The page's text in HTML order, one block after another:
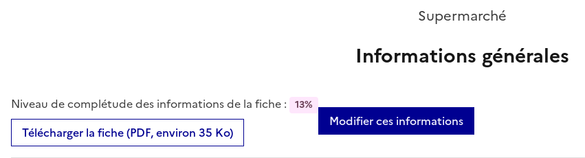
Supermarché
Informations générales
Niveau de complétude des informations de la fiche : 13%
Télécharger la fiche (PDF, environ 35 Ko)
Modifier ces informations